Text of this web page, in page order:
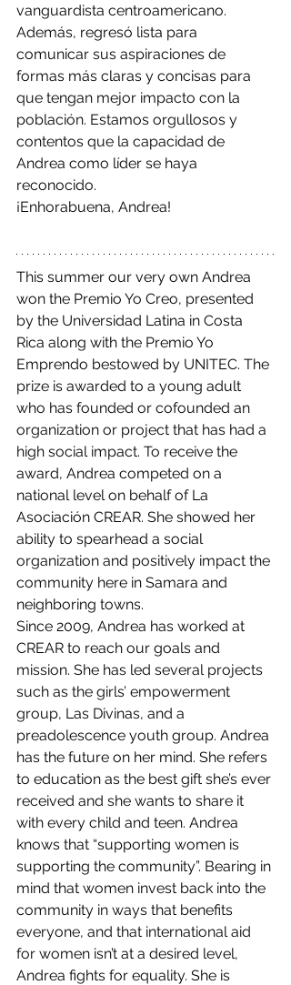
vanguardista centroamericano.
Además, regresó lista para
comunicar sus aspiraciones de
formas más claras y concisas para
que tengan mejor impacto con la
población. Estamos orgullosos y
contentos que la capacidad de
Andrea como líder se haya
reconocido.
¡Enhorabuena, Andrea!
This summer our very own Andrea
won the Premio Yo Creo, presented
by the Universidad Latina in Costa
Rica along with the Premio Yo
Emprendo bestowed by UNITEC. The
prize is awarded to a young adult
who has founded or cofounded an
organization or project that has had a
high social impact. To receive the
award, Andrea competed on a
national level on behalf of La
Asociación CREAR. She showed her
ability to spearhead a social
organization and positively impact the
community here in Samara and
neighboring towns.
Since 2009, Andrea has worked at
CREAR to reach our goals and
mission. She has led several projects
such as the girls’ empowerment
group, Las Divinas, and a
preadolescence youth group. Andrea
has the future on her mind. She refers
to education as the best gift she’s ever
received and she wants to share it
with every child and teen. Andrea
knows that “supporting women is
supporting the community”. Bearing in
mind that women invest back into the
community in ways that benefits
everyone, and that international aid
for women isn’t at a desired level,
Andrea fights for equality. She is